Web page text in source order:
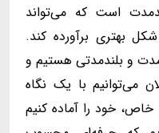
است که می‌تواند
بهتری برآورده کند.
و بلندمدتی هستیم و
می‌توانیم با یک نگاه
خاص، خود را آماده کنیم